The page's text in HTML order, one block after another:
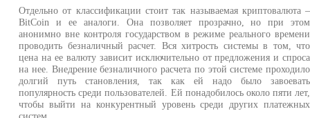
Отдельно от классификации стоит так называемая криптовалюта –
BitCoin и ее аналоги. Она позволяет прозрачно, но при этом
анонимно вне контроля государством в режиме реального времени
проводить безналичный расчет. Вся хитрость системы в том, что
цена на ее валюту зависит исключительно от предложения и спроса
на нее. Внедрение безналичного расчета по этой системе проходило
долгий путь становления, так как ей надо было завоевать
популярность среди пользователей. Ей понадобилось около пяти лет,
чтобы выйти на конкурентный уровень среди других платежных